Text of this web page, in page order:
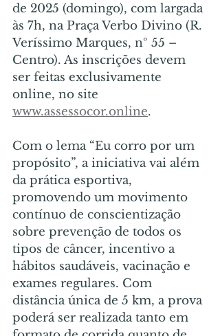
de 2025 (domingo), com largada
às 7h, na Praça Verbo Divino (R.
Veríssimo Marques, nº 55 –
Centro). As inscrições devem
ser feitas exclusivamente
online, no site
www.assessocor.online.
Com o lema “Eu corro por um
propósito”, a iniciativa vai além
da prática esportiva,
promovendo um movimento
contínuo de conscientização
sobre prevenção de todos os
tipos de câncer, incentivo a
hábitos saudáveis, vacinação e
exames regulares. Com
distância única de 5 km, a prova
poderá ser realizada tanto em